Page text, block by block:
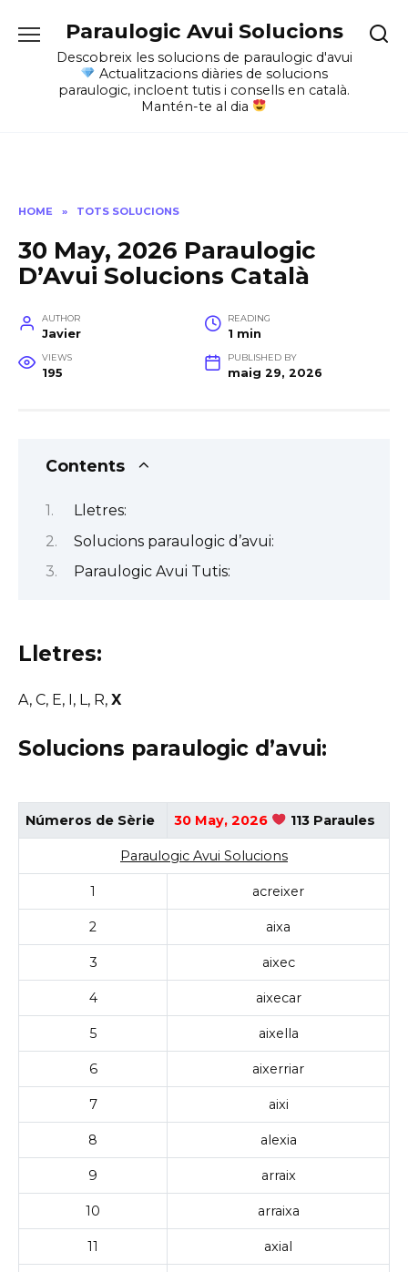
content
Paraulogic Avui Solucions
Descobreix les solucions de paraulogic d'avui
Actualitzacions diàries de solucions
paraulogic, incloent tutis i consells en català.
Mantén-te al dia
HOME » TOTS SOLUCIONS
30 May, 2026 Paraulogic
D’Avui Solucions Català
AUTHOR
Javier
READING
1 min
VIEWS
195
PUBLISHED BY
maig 29, 2026
Contents
Lletres:
Solucions paraulogic d’avui:
Paraulogic Avui Tutis:
Lletres:
A, C, E, I, L, R, X
Solucions paraulogic d’avui:
Números de Sèrie 30 May, 2026 113 Paraules
Paraulogic Avui Solucions
1 acreixer
2 aixa
3 aixec
4 aixecar
5 aixella
6 aixerriar
7 aixi
8 alexia
9 arraix
10 arraixa
11 axial